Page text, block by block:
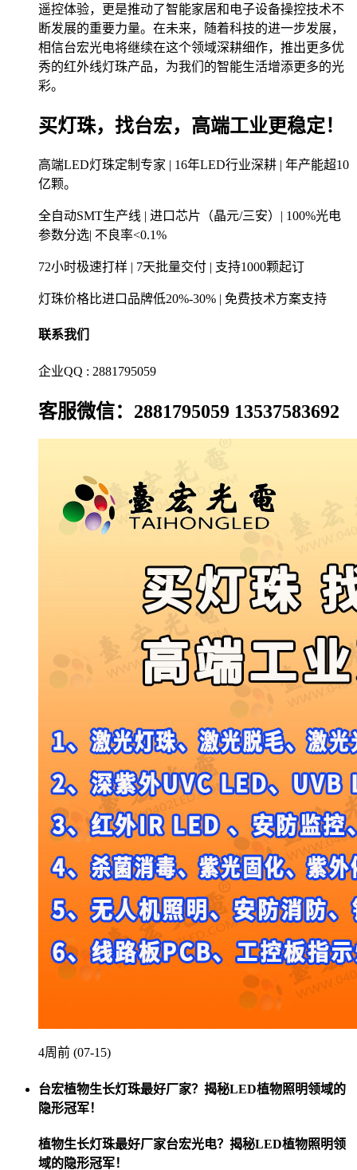
遥控体验，更是推动了智能家居和电子设备操控技术不
断发展的重要力量。在未来，随着科技的进一步发展，
相信台宏光电将继续在这个领域深耕细作，推出更多优
秀的红外线灯珠产品，为我们的智能生活增添更多的光
彩。
买灯珠，找台宏，高端工业更稳定！
高端LED灯珠定制专家 | 16年LED行业深耕 | 年产能超10
亿颗。
全自动SMT生产线 | 进口芯片（晶元/三安）| 100%光电
参数分选| 不良率<0.1%
72小时极速打样 | 7天批量交付 | 支持1000颗起订
灯珠价格比进口品牌低20%-30% | 免费技术方案支持
联系我们
企业QQ : 2881795059
客服微信：2881795059 13537583692
4周前 (07-15)
台宏植物生长灯珠最好厂家？揭秘LED植物照明领域的
隐形冠军！
植物生长灯珠最好厂家台宏光电？揭秘LED植物照明领
域的隐形冠军！